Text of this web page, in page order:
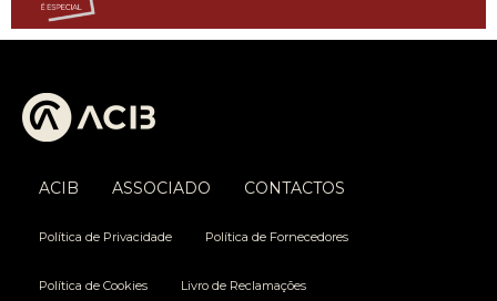
ACIB ASSOCIADO CONTACTOS
Política de Privacidade Política de Fornecedores
Política de Cookies Livro de Reclamações